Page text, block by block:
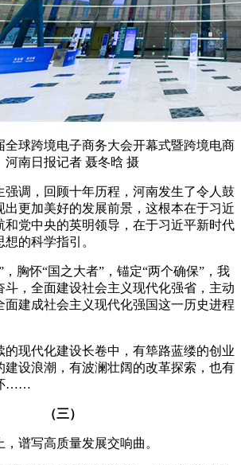
球跨境电子商务大会开幕式暨跨境电商
河南日报记者 聂冬晗 摄
调，回顾十年历程，河南发生了令人鼓
出更加美好的发展前景，这根本在于习近
和党中央的英明领导，在于习近平新时代
的科学指引。
怀“国之大者”，锚定“两个确保”，我
斗，全面建设社会主义现代化强省，主动
面建成社会主义现代化强国这一历史进程
现代化建设长卷中，有筚路蓝缕的创业
建设浪潮，有波澜壮阔的改革探索，也有
……
（三）
谱写高质量发展交响曲。